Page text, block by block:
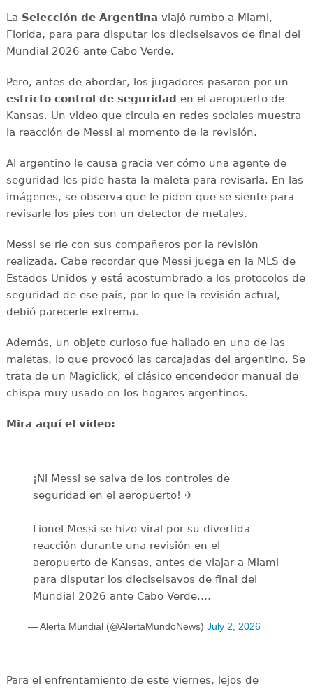
La Selección de Argentina viajó rumbo a Miami,
Florida, para para disputar los dieciseisavos de final del
Mundial 2026 ante Cabo Verde.
Pero, antes de abordar, los jugadores pasaron por un
estricto control de seguridad en el aeropuerto de
Kansas. Un video que circula en redes sociales muestra
la reacción de Messi al momento de la revisión.
Al argentino le causa gracia ver cómo una agente de
seguridad les pide hasta la maleta para revisarla. En las
imágenes, se observa que le piden que se siente para
revisarle los pies con un detector de metales.
Messi se ríe con sus compañeros por la revisión
realizada. Cabe recordar que Messi juega en la MLS de
Estados Unidos y está acostumbrado a los protocolos de
seguridad de ese país, por lo que la revisión actual,
debió parecerle extrema.
Además, un objeto curioso fue hallado en una de las
maletas, lo que provocó las carcajadas del argentino. Se
trata de un Magiclick, el clásico encendedor manual de
chispa muy usado en los hogares argentinos.
Mira aquí el video:
¡Ni Messi se salva de los controles de
seguridad en el aeropuerto! ✈️
Lionel Messi se hizo viral por su divertida
reacción durante una revisión en el
aeropuerto de Kansas, antes de viajar a Miami
para disputar los dieciseisavos de final del
Mundial 2026 ante Cabo Verde.…
— Alerta Mundial (@AlertaMundoNews) July 2, 2026
Para el enfrentamiento de este viernes, lejos de